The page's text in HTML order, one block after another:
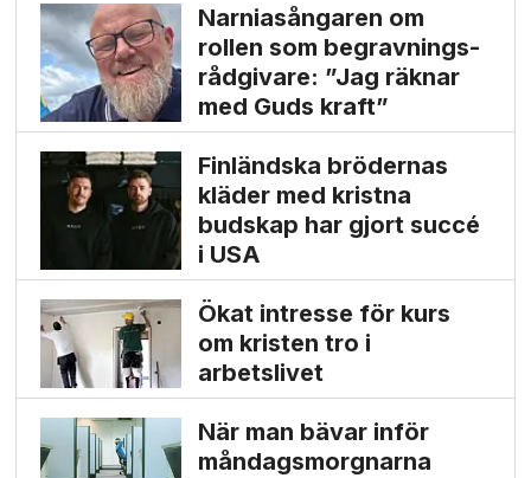
Narnia­sångaren om
rollen som begravnings­
rådgivare: ”Jag räknar
med Guds kraft”
Finländska brödernas
kläder med kristna
budskap har gjort succé
i USA
Ökat intresse för kurs
om kristen tro i
arbetslivet
När man bävar inför
måndags­morgnarna